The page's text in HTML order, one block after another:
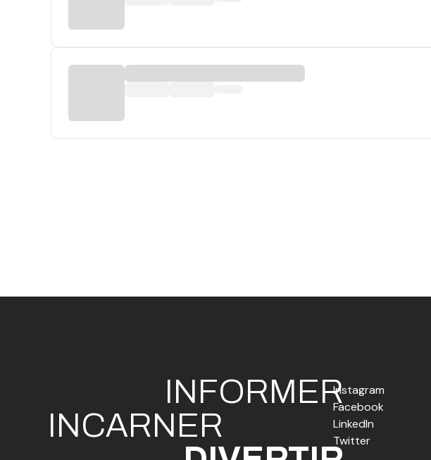
INFORMER
INCARNER
Instagram
Facebook
LinkedIn
Twitter